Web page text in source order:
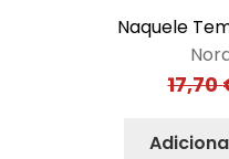
Naquele
17,70